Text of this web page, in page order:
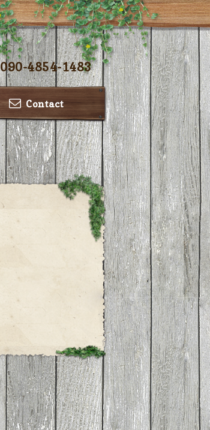
090-4854-1483
Contact